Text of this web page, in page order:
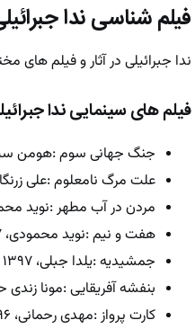
فیلم شناسی ندا
ندا جبرائیلی در آثار و فیلم های
فیلم های سینمایی ندا
جنگ جهانی سوم :هومن سیدی،
علت مرگ نامعلوم :علی زرنگار،
مردن در آب مطهر :نوید
هفت و نیم :نوید محمودی، ۱۳۹۷
جمشیدیه :یلدا جبلی، ۱۳۹۷
بنفشه آفریقایی :مونا زندی
کارت پرواز :مهدی رحمانی، ۱۳۹۶